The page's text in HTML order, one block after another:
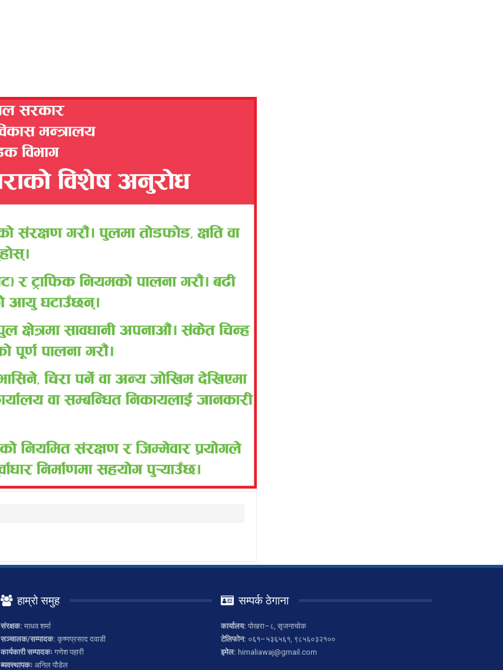
हाम्रो समुह
संरक्षक: माधव शर्मा
सञ्चालक/सम्पादक: कृष्णप्रसाद दवाडी
कार्यकारी सम्पादकःगणेश पहारी
ब्यवस्थापकःअनिल पौडेल
सम्पर्क ठेगाना
कार्यालय: पोखरा–८, सृजनाचोक
टेलिफोन: ०६१–५३६५६१, ९८५६०३२१००
इमेल: himaliawaj@gmail.com